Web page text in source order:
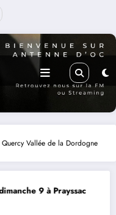
Quercy Vallée de la Dordogne
Bernard